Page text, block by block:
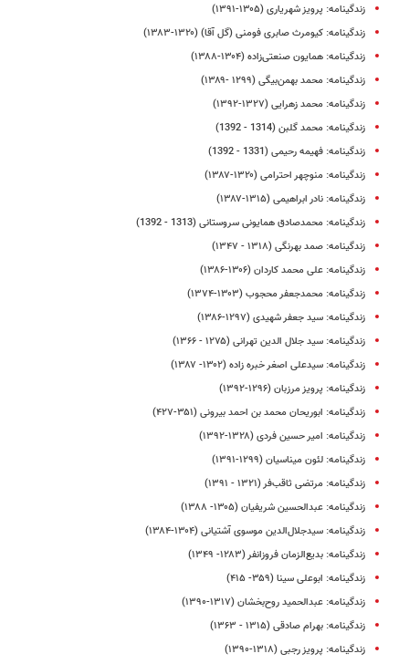
زندگینامه: پرویز شهریاری (۱۳۰۵-۱۳۹۱)
زندگینامه: کیومرث صابری فومنی (گل‌ آقا) (۱۳۲۰-۱۳۸۳)
زندگینامه: همایون صنعتی‌زاده (۱۳۰۴-۱۳۸۸)
زندگینامه: محمد بهمن‌بیگی (۱۲۹۹ -۱۳۸۹)
زندگینامه: محمد زهرایی (۱۳۲۷-۱۳۹۲)
زندگینامه: محمد گلبن (1314 - 1392)
زندگینامه: فهیمه رحیمی (1331 - 1392)
زندگینامه: منوچهر احترامی (۱۳۲۰-۱۳۸۷)
زندگینامه: نادر ابراهیمی (۱۳۱۵-۱۳۸۷)
زندگینامه: محمدصادق همایونی سروستانی (1313 - 1392)
زندگینامه: صمد بهرنگی (۱۳۱۸ - ۱۳۴۷)
زندگینامه: على محمد کاردان (۱۳۰۶-۱۳۸۶)
زندگینامه‌: محمدجعفر محجوب (۱۳۰۳-۱۳۷۴)
زندگینامه: سید جعفر شهیدى (۱۲۹۷-۱۳۸۶)
زندگینامه: سید جلال الدین تهرانی (۱۲۷۵ - ۱۳۶۶)
زندگینامه: سیدعلی اصغر خبره زاده (۱۳۰۲- ۱۳۸۷)
زندگینامه: پرویز مرزبان (۱۲۹۶-۱۳۹۲)
زندگینامه: ابوریحان محمد بن احمد بیرونى (۳۵۱-۴۲۷)
زندگینامه: امیر حسین فردی (۱۳۲۸-۱۳۹۲)
زندگینامه: لئون میناسیان (۱۲۹۹-۱۳۹۱)
زندگینامه: مرتضی ثاقب‌فر (۱۳۲۱ - ۱۳۹۱)
زندگینامه: عبدالحسین شریفیان (۱۳۰۵- ۱۳۸۸)
زندگینامه: سیدجلال‌الدین موسوی آشتیانی (۱۳۰۴-۱۳۸۴)
زندگینامه: بدیع‌الزمان فروزانفر (۱۲۸۳- ۱۳۴۹)
زندگینامه: ابوعلی سینا (۳۵۹- ۴۱۵)
زندگینامه: عبدالحمید روح‌بخشان (۱۳۱۷-۱۳۹۰)
زندگینامه‌: بهرام صادقی (۱۳۱۵ - ۱۳۶۳)
زندگینامه: پرویز رجبی (۱۳۱۸-۱۳۹۰)